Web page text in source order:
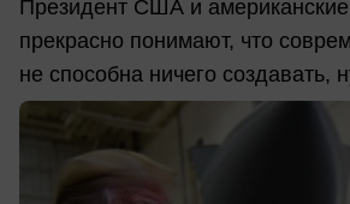
Президент США и
прекрасно понимают, что
не способна ничего создавать,